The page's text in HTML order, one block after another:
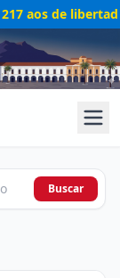
aos de libertad
Buscar